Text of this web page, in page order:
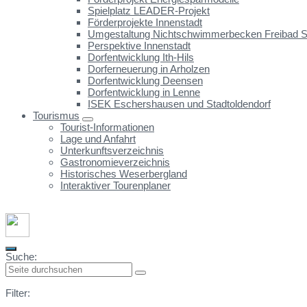
Spielplatz LEADER-Projekt
Förderprojekte Innenstadt
Umgestaltung Nichtschwimmerbecken Freibad
Perspektive Innenstadt
Dorfentwicklung Ith-Hils
Dorferneuerung in Arholzen
Dorfentwicklung Deensen
Dorfentwicklung in Lenne
ISEK Eschershausen und Stadtoldendorf
Tourismus
Tourist-Informationen
Lage und Anfahrt
Unterkunftsverzeichnis
Gastronomieverzeichnis
Historisches Weserbergland
Interaktiver Tourenplaner
Suche:
Filter: